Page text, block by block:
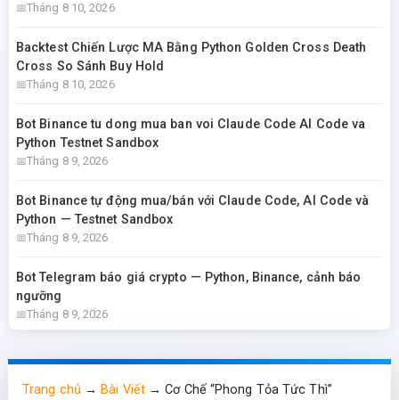
Tháng 8 10, 2026
Backtest Chiến Lược MA Bằng Python Golden Cross Death
Cross So Sánh Buy Hold
Tháng 8 10, 2026
Bot Binance tu dong mua ban voi Claude Code AI Code va
Python Testnet Sandbox
Tháng 8 9, 2026
Bot Binance tự động mua/bán với Claude Code, AI Code và
Python — Testnet Sandbox
Tháng 8 9, 2026
Bot Telegram báo giá crypto — Python, Binance, cảnh báo
ngưỡng
Tháng 8 9, 2026
Trang chủ →Bài Viết→Cơ Chế “Phong Tỏa Tức Thì”